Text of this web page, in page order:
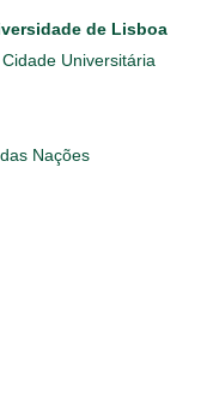
de Lisboa
Universitária
Nações